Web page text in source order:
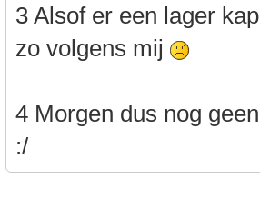
3 Alsof er een lager
zo volgens mij
4 Morgen dus nog
:/